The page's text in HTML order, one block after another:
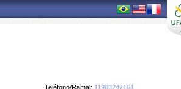
Teléfono/Ramal: 11983247161